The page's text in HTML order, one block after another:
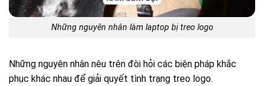
Những nguyên nhân làm laptop bị treo logo
Những nguyên nhân nêu trên đòi hỏi các biện pháp khắc
phục khác nhau để giải quyết tình trạng treo logo.